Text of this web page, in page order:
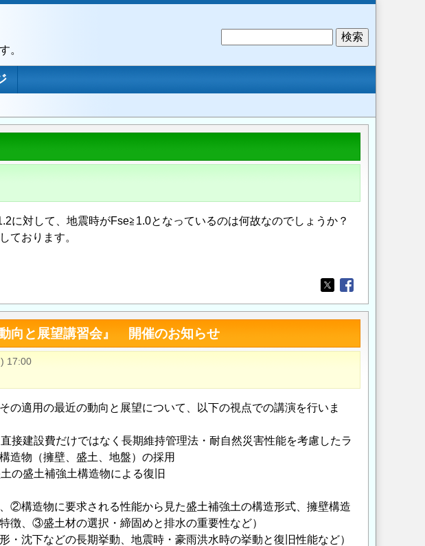
。
に対して、地震時がFse≧1.0となっているのは何故なのでしょうか？
ております。
Opens in a new
Opens in a new
向と展望講習会』 開催のお知らせ
17:00
適用の最近の動向と展望について、以下の視点での講演を行いま
接建設費だけではなく長期維持管理法・耐自然災害性能を考慮したラ
造物（擁壁、盛土、地盤）の採用
の盛土補強土構造物による復旧
②構造物に要求される性能から見た盛土補強土の構造形式、擁壁構造
徴、③盛土材の選択・締固めと排水の重要性など）
・沈下などの長期挙動、地震時・豪雨洪水時の挙動と復旧性能など）